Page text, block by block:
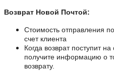
Возврат Новой Почтой:
Стоимость отправления
счет клиента
Когда возврат поступит на
получите информацию о
возврату.